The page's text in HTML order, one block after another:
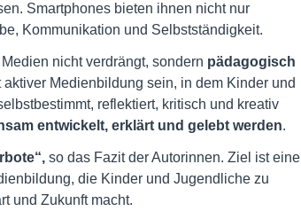
Smartphones bieten ihnen nicht nur
Kommunikation und Selbstständigkeit.
nicht verdrängt, sondern pädagogisch
Medienbildung sein, in dem Kinder und
reflektiert, kritisch und kreativ
entwickelt, erklärt und gelebt werden.
so das Fazit der Autorinnen. Ziel ist eine
die Kinder und Jugendliche zu
und Zukunft macht.